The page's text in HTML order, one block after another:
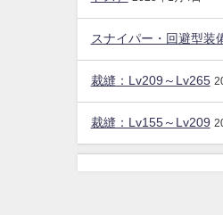
スナイパー・回避型装
裁縫：Lv209～Lv265
裁縫：Lv155～Lv209